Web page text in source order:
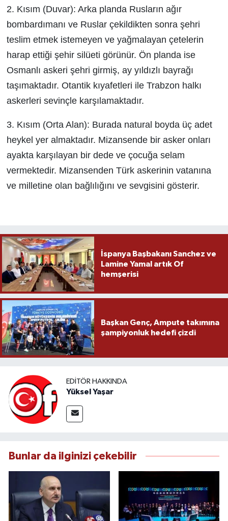
2. Kısım (Duvar): Arka planda Rusların ağır
bombardımanı ve Ruslar çekildikten sonra şehri
teslim etmek istemeyen ve yağmalayan çetelerin
harap ettiği şehir silüeti görünür. Ön planda ise
Osmanlı askeri şehri girmiş, ay yıldızlı bayrağı
taşımaktadır. Otantik kıyafetleri ile Trabzon halkı
askerleri sevinçle karşılamaktadır.
3. Kısım (Orta Alan): Burada natural boyda üç adet
heykel yer almaktadır. Mizansende bir asker onları
ayakta karşılayan bir dede ve çocuğa selam
vermektedir. Mizansenden Türk askerinin vatanına
ve milletine olan bağlılığını ve sevgisini gösterir.
İspanya Başbakanı Sanchez ve
Lamine Yamal artık Of
hemşerisi
Başkan Genç, Ampute takımına
şampiyonluk hedefi çizdi
EDITÖR HAKKINDA
Yüksel Yaşar
Bunlar da ilginizi çekebilir